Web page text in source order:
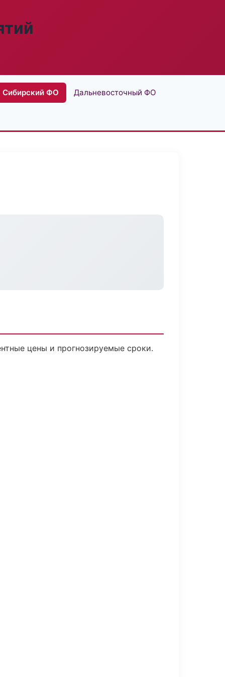
Сибирский ФО Дальневосточный ФО
цены и прогнозируемые сроки.